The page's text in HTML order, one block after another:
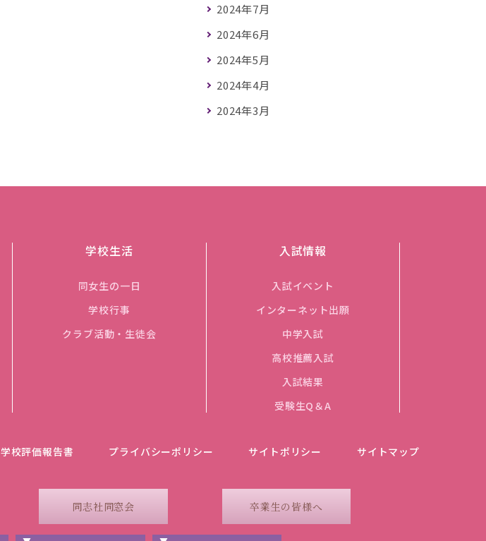
2024年7月
2024年6月
2024年5月
2024年4月
2024年3月
学校生活
同女生の一日
学校行事
クラブ活動・生徒会
入試情報
入試イベント
インターネット出願
中学入試
高校推薦入試
入試結果
受験生Q＆A
学校評価報告書 プライバシーポリシー サイトポリシー サイトマップ
同志社同窓会 卒業生の皆様へ